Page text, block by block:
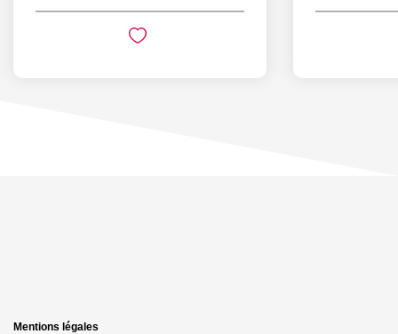
Mentions légales